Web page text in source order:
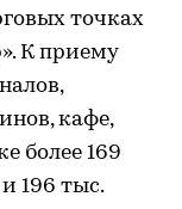
точках
К приему
кафе,
более 169
196 тыс.